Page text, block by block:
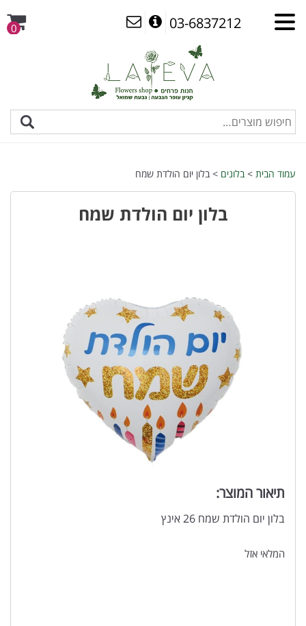
03-6837212
0
עמוד הבית >בלונים > בלון יום הולדת שמח
בלון יום הולדת שמח
תיאור המוצר:
בלון יום הולדת שמח 26 אינץ
המלאי אזל